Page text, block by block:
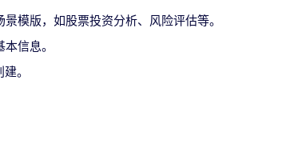
模版，如股票投资分析、风险评估等。
信息。
。